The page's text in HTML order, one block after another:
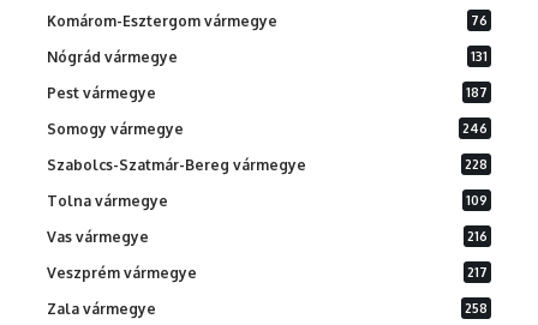
Komárom-Esztergom vármegye 76
Nógrád vármegye 131
Pest vármegye 187
Somogy vármegye 246
Szabolcs-Szatmár-Bereg vármegye 228
Tolna vármegye 109
Vas vármegye 216
Veszprém vármegye 217
Zala vármegye 258